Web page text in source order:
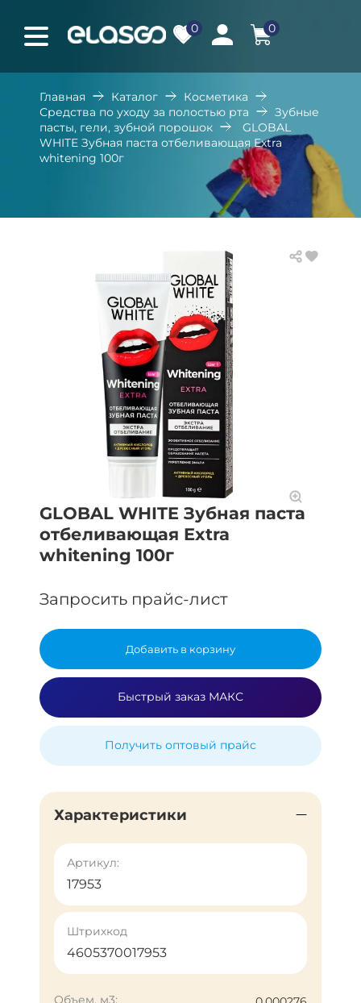
0 0
Главная Каталог
Косметика
Средства по уходу за полостью рта
Зубные
пасты, гели, зубной порошок
GLOBAL
WHITE Зубная паста отбеливающая Extra
whitening 100г
GLOBAL WHITE Зубная паста
отбеливающая Extra
whitening 100г
Запросить прайс-лист
Добавить в корзину
Быстрый заказ МАКС
Получить оптовый прайс
Характеристики
Артикул:
17953
Штрихкод
4605370017953
Объем, м3: